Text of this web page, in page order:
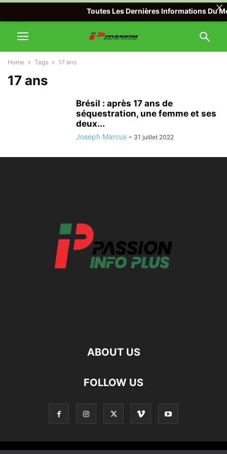
Home Tags 17 ans
17 ans
Brésil : après 17 ans de
séquestration, une femme et ses
deux...
Joseph Marcus - 31 juillet 2022
ABOUT US
FOLLOW US
Toutes Les Dernières Informations Du